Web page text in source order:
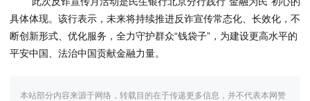
具体体现。该行表示，未来将持续推进反诈宣传常态化、长效化，不
断创新形式、优化服务，全力守护群众“钱袋子”，为建设更高水平的
平安中国、法治中国贡献金融力量。
本站部分内容来源于网络，转载目的在于传递更多信息，并不代表本网赞